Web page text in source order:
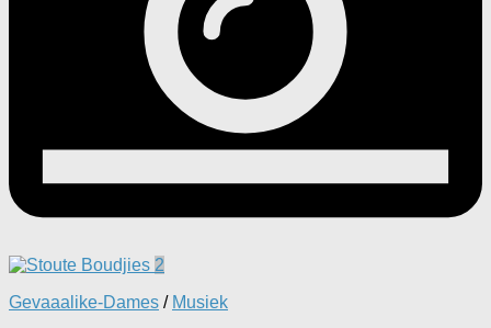
2
Gevaaalike-Dames / Musiek